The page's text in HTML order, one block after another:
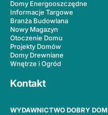
Domy Energooszczędne
Informacje Targowe
Branża Budowlana
Nowy Magazyn
Otoczenie Domu
Projekty Domów
Domy Drewniane
Wnętrze i Ogród
Kontakt
WYDAWNICTWO DOBRY DOM